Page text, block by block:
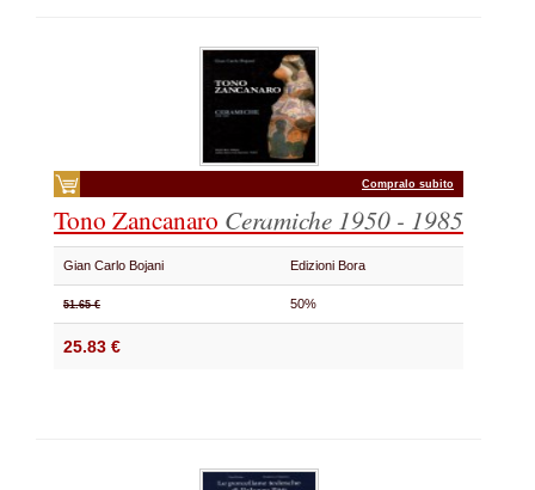
Compralo subito
Tono Zancanaro Ceramiche 1950 - 1985
Gian Carlo Bojani Edizioni Bora
51.65 € 50%
25.83 €